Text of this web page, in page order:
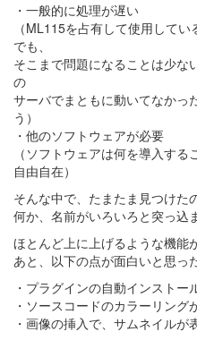
・一般的に処理が遅い
（ML115を占有して使用して
でも、
そこまで問題になることは少な
の
サーバでまともに動いてなかっ
う）
・他のソフトウェアが必要
（ソフトウェアは何を導入す
自由自在）
そんな中で、たまたま見つけた
何か、名前がいろいろと突っ込
ほとんど上に上げるような機能
あと、以下の点が面白いと思った
・プラグインの自動インストー
・ソースコードのカラーリング
・画像の挿入で、サムネイルが